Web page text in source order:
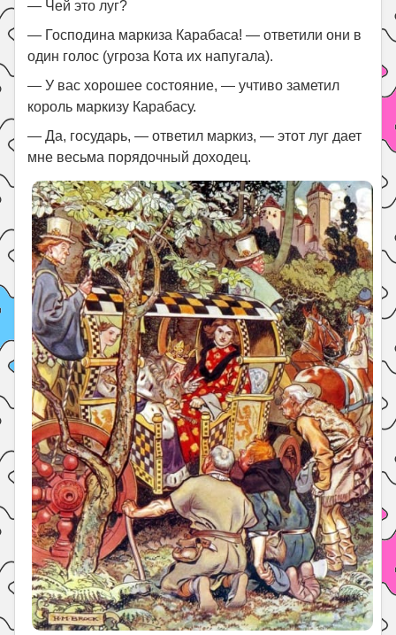
— Чей это луг?
— Господина маркиза Карабаса! — ответили они в
один голос (угроза Кота их напугала).
— У вас хорошее состояние, — учтиво заметил
король маркизу Карабасу.
— Да, государь, — ответил маркиз, — этот луг дает
мне весьма порядочный доходец.